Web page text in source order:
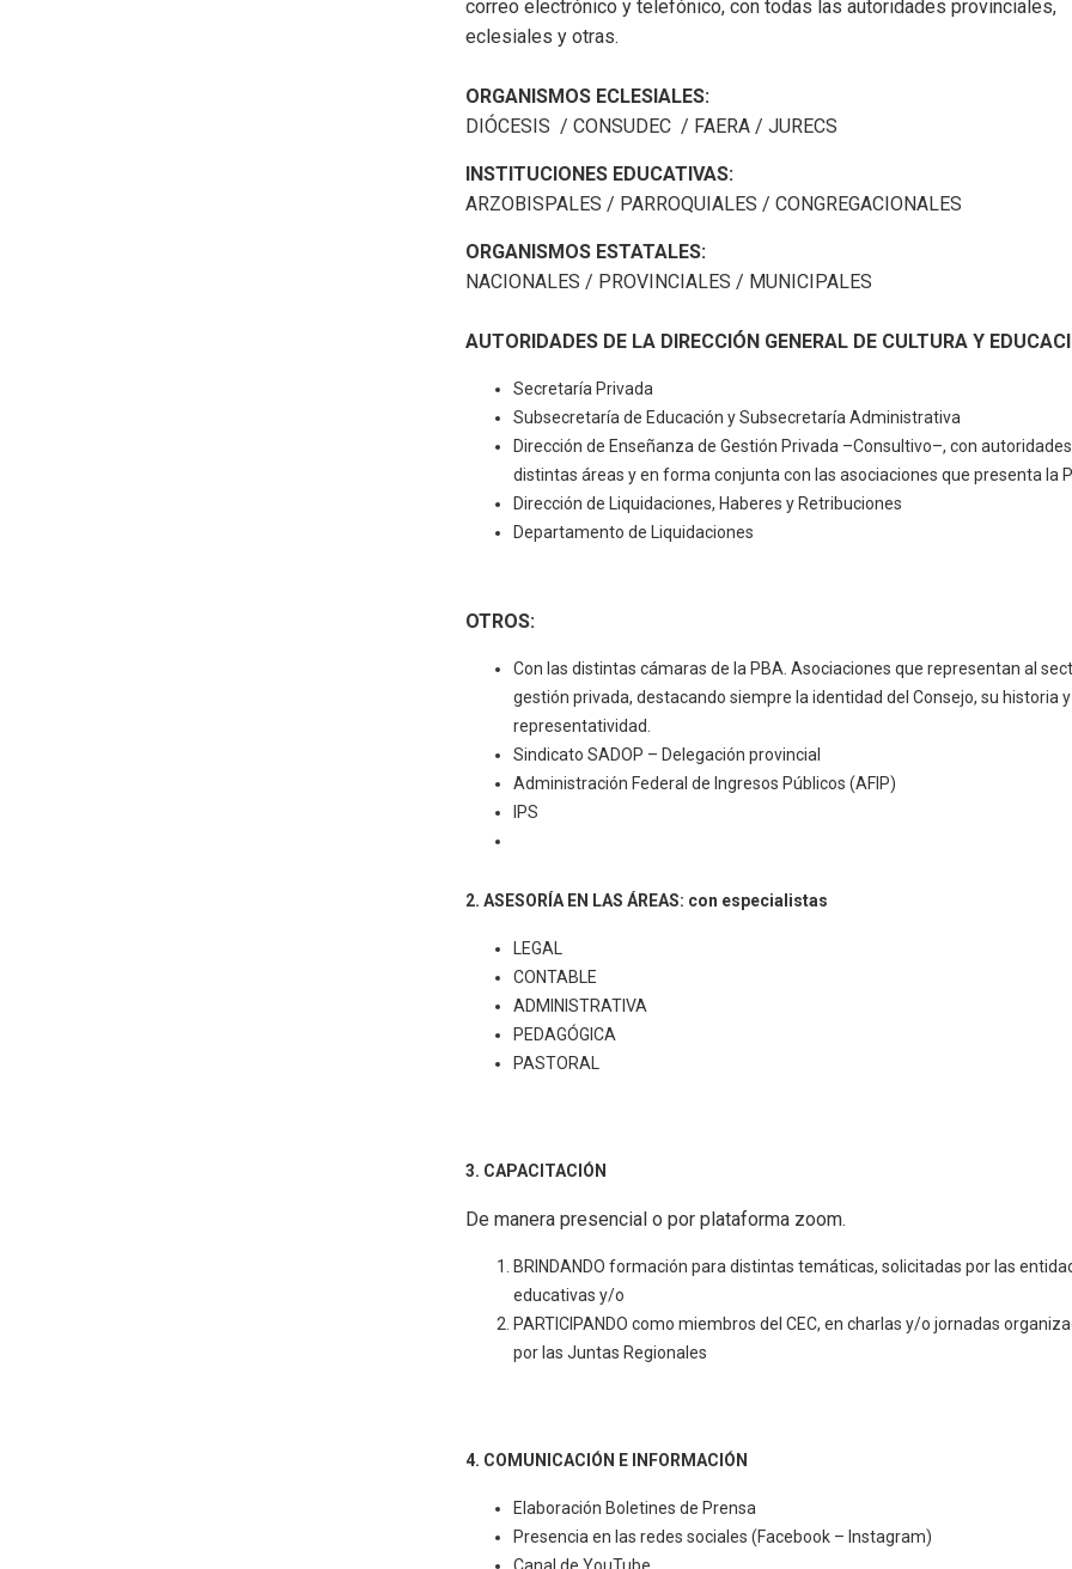
correo electrónico y telefónico, con todas las autoridades provinciales,
eclesiales y otras.
ORGANISMOS ECLESIALES:
DIÓCESIS / CONSUDEC / FAERA / JURECS
INSTITUCIONES EDUCATIVAS:
ARZOBISPALES / PARROQUIALES / CONGREGACIONALES
ORGANISMOS ESTATALES:
NACIONALES / PROVINCIALES / MUNICIPALES
AUTORIDADES DE LA DIRECCIÓN GENERAL DE CULTURA Y
Secretaría Privada
Subsecretaría de Educación y Subsecretaría Administrativa
Dirección de Enseñanza de Gestión Privada –Consultivo–, con
distintas áreas y en forma conjunta con las asociaciones que presenta la
Dirección de Liquidaciones, Haberes y Retribuciones
Departamento de Liquidaciones
OTROS:
Con las distintas cámaras de la PBA. Asociaciones que representan al
gestión privada, destacando siempre la identidad del Consejo, su historia y
representatividad.
Sindicato SADOP – Delegación provincial
Administración Federal de Ingresos Públicos (AFIP)
IPS
2. ASESORÍA EN LAS ÁREAS: con especialistas
LEGAL
CONTABLE
ADMINISTRATIVA
PEDAGÓGICA
PASTORAL
3. CAPACITACIÓN
De manera presencial o por plataforma zoom.
BRINDANDO formación para distintas temáticas, solicitadas por las
educativas y/o
PARTICIPANDO como miembros del CEC, en charlas y/o jornadas
por las Juntas Regionales
4. COMUNICACIÓN E INFORMACIÓN
Elaboración Boletines de Prensa
Presencia en las redes sociales (Facebook – Instagram)